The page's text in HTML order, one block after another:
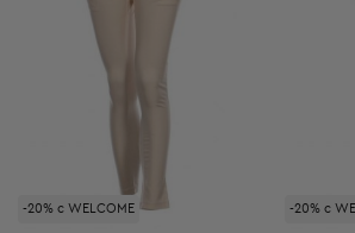
-20% с WELCOME -20% с